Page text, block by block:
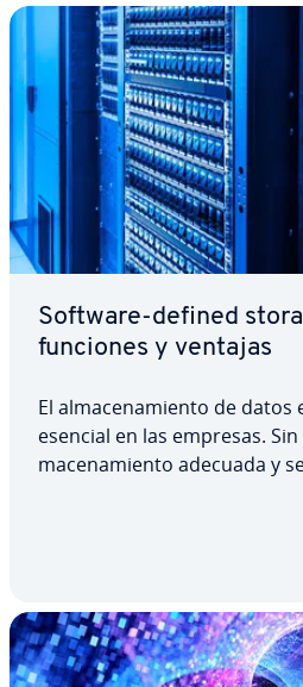
Software-defined
funciones y ventajas
El al­ma­ce­na­mie­n­to de datos
esencial en las empresas.
ma­ce­na­mie­n­to adecuada y